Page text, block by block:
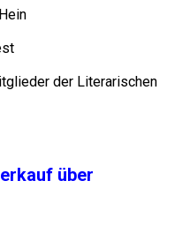
der Literarischen
über